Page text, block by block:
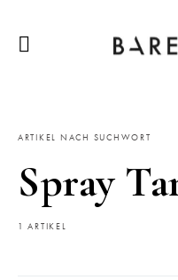
ARTIKEL NACH SUCHWORT
Spray
1 ARTIKEL